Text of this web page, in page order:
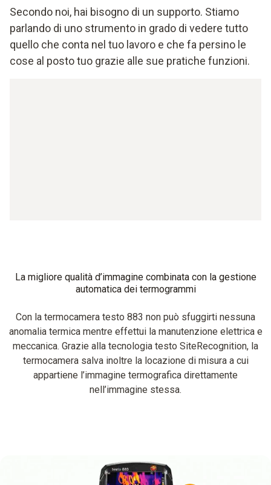
Secondo noi, hai bisogno di un supporto. Stiamo
parlando di uno strumento in grado di vedere tutto
quello che conta nel tuo lavoro e che fa persino le
cose al posto tuo grazie alle sue pratiche funzioni.
La migliore qualità d’immagine combinata con la gestione
automatica dei termogrammi
Con la termocamera testo 883 non può sfuggirti nessuna
anomalia termica mentre effettui la manutenzione elettrica e
meccanica. Grazie alla tecnologia testo SiteRecognition, la
termocamera salva inoltre la locazione di misura a cui
appartiene l’immagine termografica direttamente
nell’immagine stessa.